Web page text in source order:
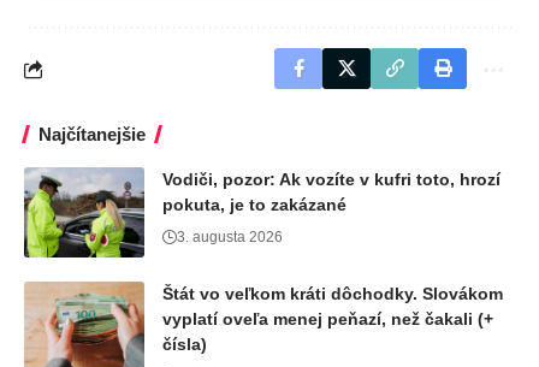
Najčítanejšie
Vodiči, pozor: Ak vozíte v kufri toto, hrozí
pokuta, je to zakázané
3. augusta 2026
Štát vo veľkom kráti dôchodky. Slovákom
vyplatí oveľa menej peňazí, než čakali (+
čísla)